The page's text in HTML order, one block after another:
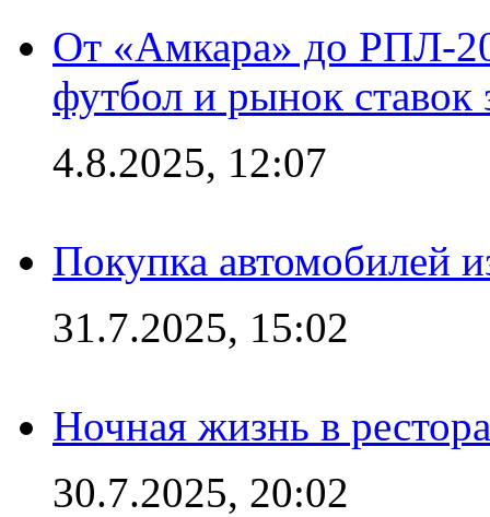
От «Амкара» до РПЛ-
футбол и рынок ставок
4.8.2025, 12:07
Покупка автомобилей
31.7.2025, 15:02
Ночная жизнь в
30.7.2025, 20:02